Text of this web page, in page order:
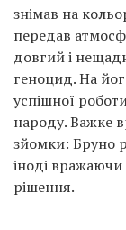
знімав на
передав
довгий і
геноцид. На
успішної
народу. Важке
зйомки: Бруно
іноді
рішення.